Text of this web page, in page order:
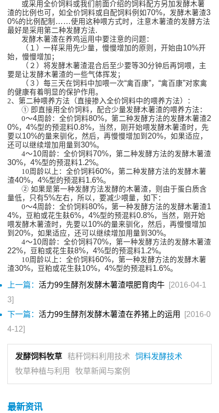
或采用全价饲料或我们前面介绍的饲料配方另加发酵木薯
渣的比例也可，如全价饲料或自配饲料例如70%，发酵木薯渣3
0%的比例配制 ……使用这种喂方式时，注意木薯渣的发酵方法
最好是采用第二种发酵方法.
发酵木薯渣在养鸡运用中要注意的问题：
（１）一样采用先少量，慢慢增加的原则，开始由10%开
始，慢慢增加；
（２）将发酵木薯渣混合后至少要等30分钟后再饲喂，主
要是让发酵木薯渣的一些气体挥发；
（３）每三天在饲料中加喂一次“禽百康”，“禽百康”对家禽
的健康有着明显的保护作用。
2、第二种喂养方法（直接掺入全价饲料中的喂养方法）：
① 即直接用全价饲料，配合少量发酵木薯渣的喂养方法：
0～4周龄：全价饲料80%，第二种发酵方法的发酵木薯渣2
0%， 4%型的预混料0.8%，当然，刚开始喂发酵木薯渣时，先
要以10%的量来驯化，然后，再慢慢增加到 20%，如果适应，
还可以继续增加用量到 30%。
4～10周龄：全价饲料70%，第二种发酵方法的发酵木薯渣
30%， 4%型的预混料1.2%。
10周龄以上：全价饲料60%，第二种发酵方法的发酵木薯
渣40%， 4%型的预混料1.6%。
② 如果是第一种发酵方法发酵的木薯渣，则由于蛋白质含
量低，只有5%左右，所以，要减少喂量，如下：
0～4周龄：全价饲料80%，第一种发酵方法的发酵木薯渣1
4%，豆粕或花生麸6%， 4%型的预混料0.8%，当然，刚开始
喂发酵木薯渣时，先要以10%的量来驯化，然后，再慢慢增加
到 20%，如果适应，还可以继续增加用量到 30%。
4～10周龄：全价饲料70%，第一种发酵方法的发酵木薯渣
22%，豆粕或花生麸8%， 4%型的预混料1.2%。
10周龄以上：全价饲料60%，第一种发酵方法的发酵木薯
渣30%，豆粕或花生麸10%， 4%型的预混料1.6%。
上一篇： 活力99生酵剂发酵木薯渣喂肥育肉牛 [2016-04-1
3]
下一篇： 活力99生酵剂发酵木薯渣在养猪上的运用
[2016-0
4-12]
发酵饲料牧草 秸秆饲料利用技术
饲料发酵技术
牧草种植与利用
牧草新闻与案例
最新资讯